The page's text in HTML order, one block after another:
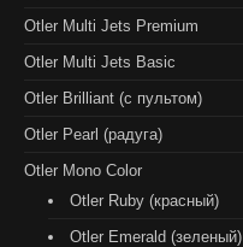
Otler Multi Jets Premium
Otler Multi Jets Basic
Otler Brilliant (с пультом)
Otler Pearl (радуга)
Otler Mono Color
Otler Ruby (красный)
Otler Emerald (зеленый)